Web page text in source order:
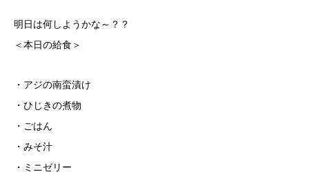
明日は何しようかな～？？
＜本日の給食＞
・アジの南蛮漬け
・ひじきの煮物
・ごはん
・みそ汁
・ミニゼリー